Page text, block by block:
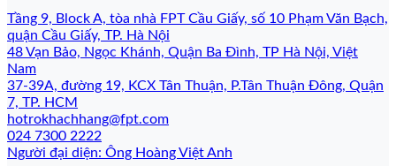
Tầng 9, Block A, tòa nhà FPT Cầu Giấy, số 10 Phạm Văn Bạch,
quận Cầu Giấy, TP. Hà Nội
48 Vạn Bảo, Ngọc Khánh, Quận Ba Đình, TP Hà Nội, Việt
Nam
37-39A, đường 19, KCX Tân Thuận, P.Tân Thuận Đông, Quận
7, TP. HCM
hotrokhachhang@fpt.com
024 7300 2222
Người đại diện: Ông Hoàng Việt Anh